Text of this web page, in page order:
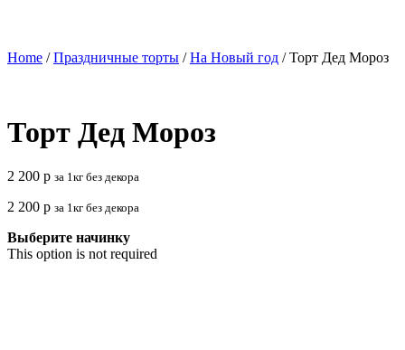
Home /Праздничные торты /На Новый год / Торт Дед Мороз
Торт Дед Мороз
2 200 р за 1кг без декора
2 200 р за 1кг без декора
Выберите начинку
This option is not required